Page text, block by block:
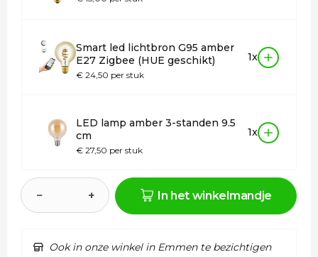
Smart led lichtbron G95 amber
E27 Zigbee (HUE geschikt)
€ 24,50 per stuk
1x
LED lamp amber 3-standen 9.5
cm
€ 27,50 per stuk
1x
− + In het winkelmandje
Ook in onze winkel in Emmen te bezichtigen